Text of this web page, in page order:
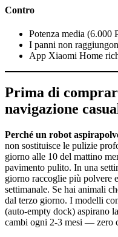
Contro
Potenza media (6.000
I panni non
App Xiaomi Home
Prima di
navigazione
Perché un robot
non sostituisce le pulizie
giorno alle 10 del mattino
pavimento pulito. In una
giorno raccoglie più polvere
settimanale. Se hai animali
dal terzo giorno. I modelli
(auto-empty dock) aspirano
cambi ogni 2-3 mesi — zero